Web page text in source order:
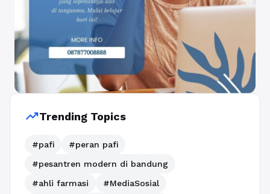
trending_upTrending Topics
#pafi
#peran pafi
#pesantren modern di bandung
#ahli farmasi
#MediaSosial